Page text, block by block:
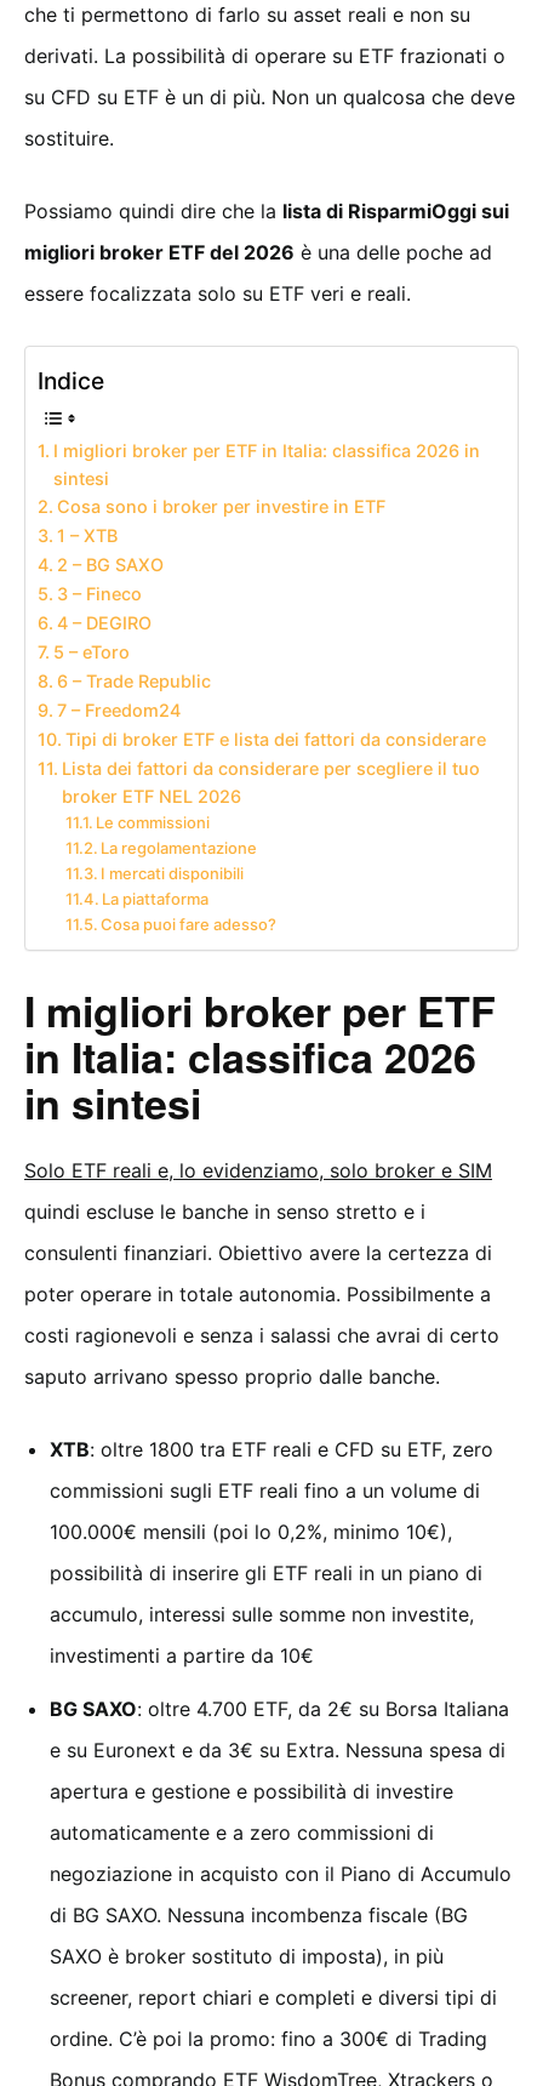
che ti permettono di farlo su asset reali e non su
derivati. La possibilità di operare su ETF frazionati o
su CFD su ETF è un di più. Non un qualcosa che deve
sostituire.
Possiamo quindi dire che la lista di RisparmiOggi sui
migliori broker ETF del 2026 è una delle poche ad
essere focalizzata solo su ETF veri e reali.
Indice
I migliori broker per ETF in Italia: classifica 2026 in
sintesi
Cosa sono i broker per investire in ETF
1 – XTB
2 – BG SAXO
3 – Fineco
4 – DEGIRO
5 – eToro
6 – Trade Republic
7 – Freedom24
Tipi di broker ETF e lista dei fattori da considerare
Lista dei fattori da considerare per scegliere il tuo
broker ETF NEL 2026
Le commissioni
La regolamentazione
I mercati disponibili
La piattaforma
Cosa puoi fare adesso?
I migliori broker per ETF
in Italia: classifica 2026
in sintesi
Solo ETF reali e, lo evidenziamo, solo broker e SIM
quindi escluse le banche in senso stretto e i
consulenti finanziari. Obiettivo avere la certezza di
poter operare in totale autonomia. Possibilmente a
costi ragionevoli e senza i salassi che avrai di certo
saputo arrivano spesso proprio dalle banche.
XTB: oltre 1800 tra ETF reali e CFD su ETF, zero
commissioni sugli ETF reali fino a un volume di
100.000€ mensili (poi lo 0,2%, minimo 10€),
possibilità di inserire gli ETF reali in un piano di
accumulo, interessi sulle somme non investite,
investimenti a partire da 10€
BG SAXO: oltre 4.700 ETF, da 2€ su Borsa Italiana
e su Euronext e da 3€ su Extra. Nessuna spesa di
apertura e gestione e possibilità di investire
automaticamente e a zero commissioni di
negoziazione in acquisto con il Piano di Accumulo
di BG SAXO. Nessuna incombenza fiscale (BG
SAXO è broker sostituto di imposta), in più
screener, report chiari e completi e diversi tipi di
ordine. C’è poi la promo: fino a 300€ di Trading
Bonus comprando ETF WisdomTree, Xtrackers o